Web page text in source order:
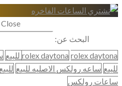
Close
البحث عن:
rolex daytona rolex daytona للبيع
للبيع ساعه رولكس الاصليه للبيع
ساعات رولكس